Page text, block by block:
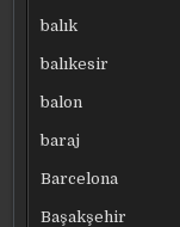
balık
balıkesir
balon
baraj
Barcelona
Başakşehir